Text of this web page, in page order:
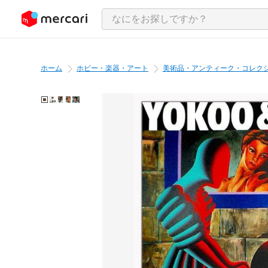
ツにスキップ
ホーム ホビー・楽器・アート 美術品・アンティーク・コレク